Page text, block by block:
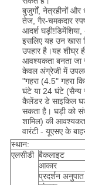
बुजुर्गों, नेत्रहीनों
तेज, गैर-चमकदार
आदर्श
इसलिए यह उन खास
उपहार है।यह शीघ्र
आवश्यकता बनता जा
केवल अंग्रेजी में
"गहरा (4.5" गहरा
घंटे या 24 घंटे (सैन्य
कैलेंडर डे साइकिल
सकता है। घड़ी को
शामिल) की
वारंटी - यूएसए के
स्थान:
एलसीडी बैकलाइट
आकार
प्रदर्शन अनुपात